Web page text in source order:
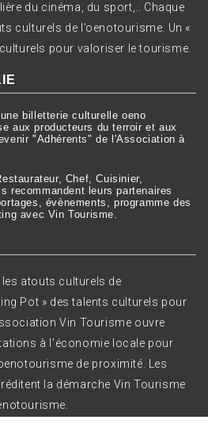
du cinéma, du sport,.. Chaque
culturels de l’oenotourisme. Un «
pour valoriser le tourisme.
billetterie culturelle oeno
aux producteurs du terroir et aux
"Adhérents" de l'Association à
Chef, Cuisinier,
recommandent leurs partenaires
évènements, programme des
avec Vin Tourisme.
les atouts culturels de
Pot » des talents culturels pour
Vin Tourisme ouvre
à l’économie locale pour
de proximité. Les
la démarche Vin Tourisme